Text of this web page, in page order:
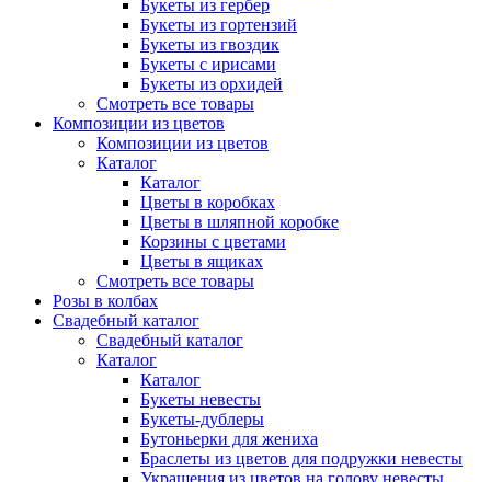
Букеты из гербер
Букеты из гортензий
Букеты из гвоздик
Букеты с ирисами
Букеты из орхидей
Смотреть все товары
Композиции из цветов
Композиции из цветов
Каталог
Каталог
Цветы в коробках
Цветы в шляпной коробке
Корзины с цветами
Цветы в ящиках
Смотреть все товары
Розы в колбах
Свадебный каталог
Свадебный каталог
Каталог
Каталог
Букеты невесты
Букеты-дублеры
Бутоньерки для жениха
Браслеты из цветов для подружки невесты